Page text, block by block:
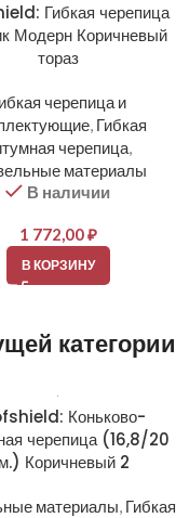
Гибкая черепица
Модерн Коричневый
тораз
черепица и
, Гибкая
черепица,
материалы
В наличии
1 772,00₽
В КОРЗИНУ
категории
Коньково-
черепица (16,8/20
Коричневый 2
материалы, Гибкая